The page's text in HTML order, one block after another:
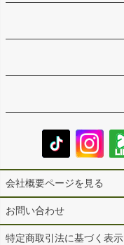
会社概要ページを見る
お問い合わせ
特定商取引法に基づく表示